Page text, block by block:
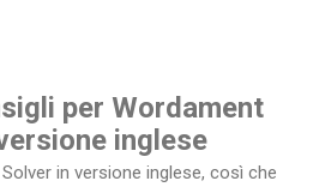
per Wordament
inglese
in versione inglese, così che